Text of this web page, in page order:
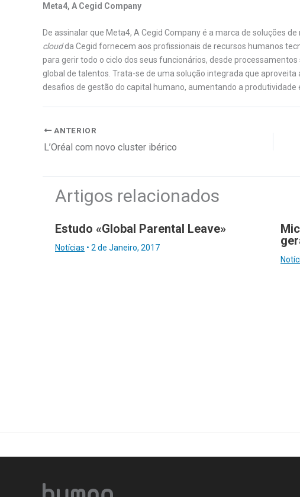
Meta4, A Cegid Company
De assinalar que Meta4, A Cegid Company é a marca de soluções
cloudda Cegid fornecem aos profissionais de recursos humanos
para gerir todo o ciclo dos seus funcionários, desde
global de talentos. Trata-se de uma solução integrada que aproveita
desafios de gestão do capital humano, aumentando a produtividade
ANTERIOR
L’Oréal com novo cluster ibérico
Artigos relacionados
Estudo «Global Parental Leave»
Notícias • 2 de Janeiro, 2017